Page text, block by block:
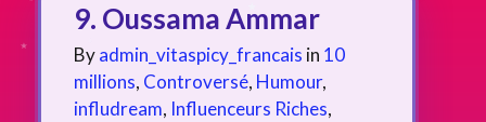
9. Oussama Ammar
Byadmin_vitaspicy_francais in 10
millions, Controversé, Humour,
infludream, Influenceurs Riches,